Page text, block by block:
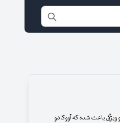
ویژگی باعث شده که آووکادو